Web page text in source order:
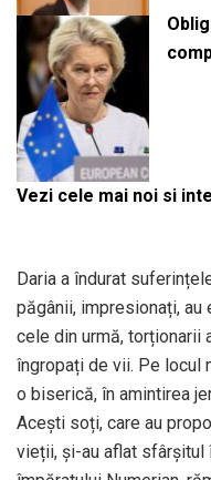
Vezi cele mai noi si
Daria a îndurat
păgânii, impresionați, au
cele din urmă, torționarii
îngropați de vii. Pe locul
o biserică, în amintirea
Acești soți, care au
vieții, și-au aflat sfârșitul